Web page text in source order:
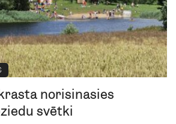
norisināsies
svētki